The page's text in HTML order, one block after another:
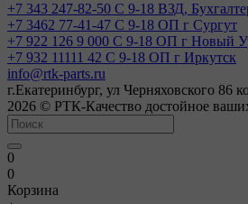
+7 343 247-82-50 С 9-18 ВЗД,
+7 3462 77-41-47 С 9-18 ОП г Сургут
+7 922 126 9 000 С 9-18 ОП г Новый
+7 932 11111 42 С 9-18 ОП г Иркутск
info@rtk-parts.ru
г.Екатеринбург, ул Черняховского 86
2026 © РТК-Качество достойное
0
0
Корзина